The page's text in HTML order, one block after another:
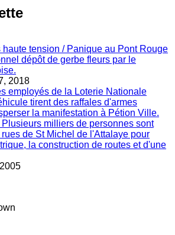
haute tension / Panique au Pont Rouge
dépôt de gerbe fleurs par le
2018
employés de la Loterie Nationale
tirent des raffales d'armes
la manifestation à Pétion Ville.
milliers de personnes sont
de St Michel de l'Attalaye pour
la construction de routes et d'une